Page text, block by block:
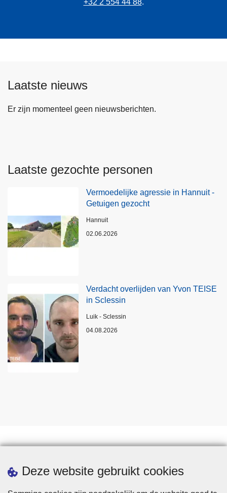
Deze website gebruikt cookies
+32 2 554 44 88.
Laatste nieuws
Er zijn momenteel geen nieuwsberichten.
Laatste gezochte personen
Vermoedelijke agressie in Hannuit -
Getuigen gezocht
Plaats
Hannuit
02.06.2026
Verdacht overlijden van Yvon TEISE
in Sclessin
Plaats
Luik - Sclessin
04.08.2026